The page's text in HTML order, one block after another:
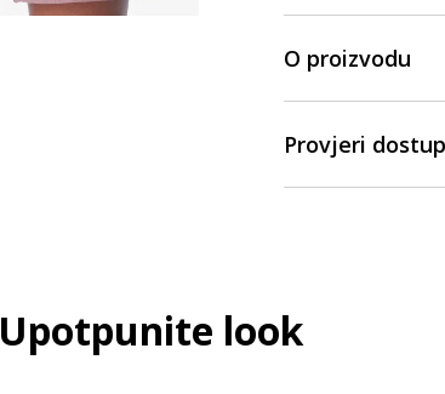
O proizvodu
Provjeri
Upotpunite look